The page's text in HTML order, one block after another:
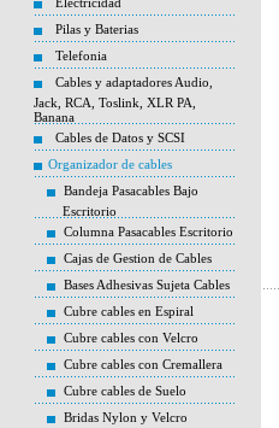
Pilas y Baterias
Telefonia
Cables y adaptadores Audio,
Jack, RCA, Toslink, XLR PA,
Banana
Cables de Datos y SCSI
Organizador de cables
Bandeja Pasacables Bajo
Escritorio
Columna Pasacables Escritorio
Cajas de Gestion de Cables
Bases Adhesivas Sujeta Cables
Cubre cables en Espiral
Cubre cables con Velcro
Cubre cables con Cremallera
Cubre cables de Suelo
Bridas Nylon y Velcro